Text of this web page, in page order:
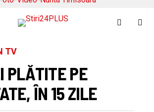
TV
PLĂTITE PE
ÎN 15 ZILE